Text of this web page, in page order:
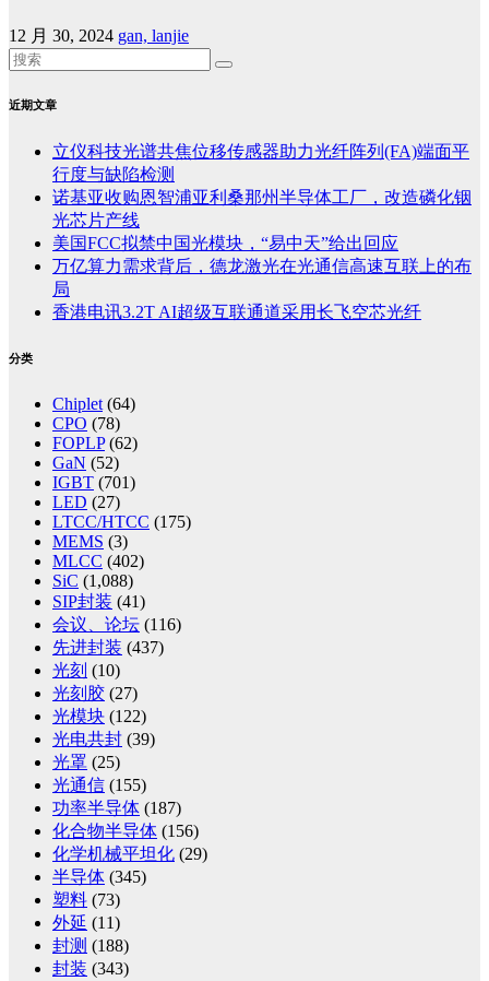
12 月 30, 2024 gan, lanjie
近期文章
立仪科技光谱共焦位移传感器助力光纤阵列(FA)端面平
行度与缺陷检测
诺基亚收购恩智浦亚利桑那州半导体工厂，改造磷化铟
光芯片产线
美国FCC拟禁中国光模块，“易中天”给出回应
万亿算力需求背后，德龙激光在光通信高速互联上的布
局
香港电讯3.2T AI超级互联通道采用长飞空芯光纤
分类
Chiplet (64)
CPO (78)
FOPLP(62)
GaN (52)
IGBT (701)
LED (27)
LTCC/HTCC (175)
MEMS (3)
MLCC (402)
SiC (1,088)
SIP封装 (41)
会议、论坛 (116)
先进封装 (437)
光刻 (10)
光刻胶 (27)
光模块 (122)
光电共封 (39)
光罩 (25)
光通信 (155)
功率半导体 (187)
化合物半导体 (156)
化学机械平坦化 (29)
半导体 (345)
塑料 (73)
外延 (11)
封测 (188)
封装 (343)